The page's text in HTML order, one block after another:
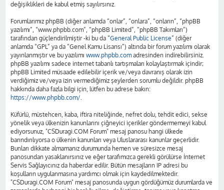
değişiklikleri de kabul etmiş sayılırsınız.
Forumlarımız phpBB (diğer anlamda “onlar”, “onlara”, “onların”, “phpBB
yazılımı”, “www.phpbb.com”, “phpBB Limited”, “phpBB Takımları”)
tarafından güçlendirilmiştir -ki bu da “General Public License” (diğer
anlamda “GPL” ya da “Genel Kamu Lisansı”) altında bir forum yazılımı olarak
yayınlanmıştır ve bu yazılımı www.phpbb.com adresinden indirebilirsiniz.
phpBB yazılımı sadece internet tabanlı tartışmaları kolaylaştırmak içindir;
phpBB Limited müsaade edilebilir içerik ve/veya davranış olarak izin
verdiğimiz ve/veya izin vermediğimiz şeylerden sorumlu değildir. phpBB
hakkında daha fazla bilgi için, lütfen bu adrese bakın:
https://www.phpbb.com/.
Küfürlü, müstehcen, kaba, iftira niteliğinde, nefret dolu, tehdit edici, sekse
yönelik veya ülkenizin kanunlarını çiğneyici içerikler göndermemeyi kabul
ediyorsunuz, "CSDuragi.COM Forum" mesaj panosu hangi ülkede
barındırılıyorsa o ülkenin kanunları veya Uluslararası kanunlar geçerlidir.
Bunları dikkate almamanız durumunda hemen ve süresizce mesaj
panosundan yasaklanırsınız ve eğer tarafımızca gerekli görülürse İnternet
Servis Sağlayıcınız da haberdar edilir. Bütün mesajların IP adresi bu
koşulların uygulanmasına yardımcı olmak için kaydedilmektedir.
"CSDuragi.COM Forum" mesaj panosunda uygun gördüğümüz durumlarda ve